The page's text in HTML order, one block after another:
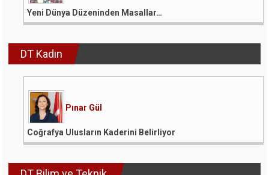
Yeni Dünya Düzeninden Masallar…
DT Kadın
Pınar Gül
Coğrafya Ulusların Kaderini Belirliyor